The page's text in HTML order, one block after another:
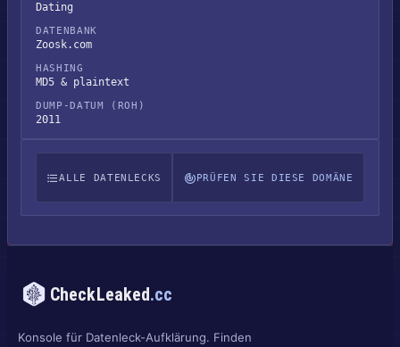
Dating
DATENBANK
Zoosk.com
HASHING
MD5 & plaintext
DUMP-DATUM (ROH)
2011
ALLE DATENLECKS PRÜFEN SIE DIESE DOMÄNE
CheckLeaked.cc
Konsole für Datenleck-Aufklärung. Finden